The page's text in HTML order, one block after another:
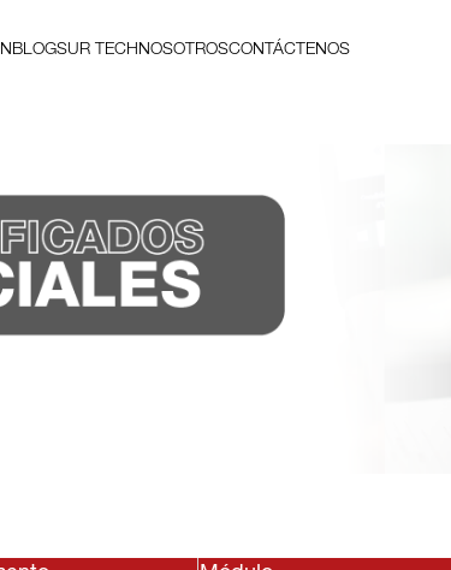
BLOGSUR TECHNOSOTROSCONTÁCTENOS